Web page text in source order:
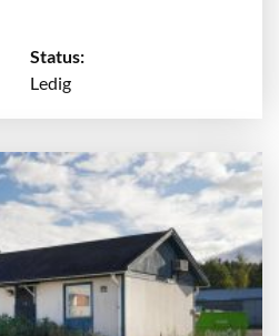
Status:
Ledig